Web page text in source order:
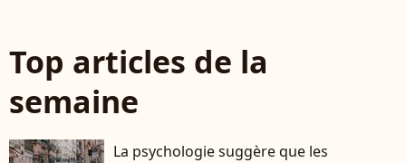
Top articles de la
semaine
La psychologie suggère que les